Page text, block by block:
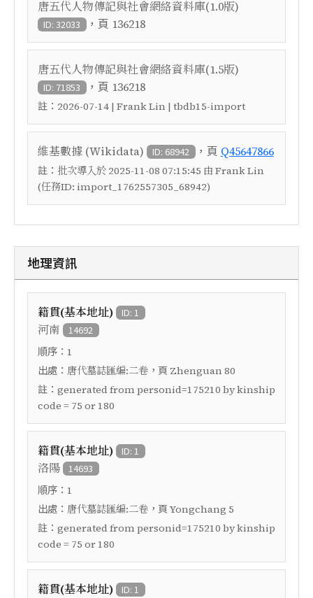
唐五代人物傳記與社會網絡資料庫(1.0版)
ID: 32033 ，頁 136218
唐五代人物傳記與社會網絡資料庫(1.5版)
ID: 71853 ，頁 136218
註： 2026-07-14 | Frank Lin | tbdb15-import
維基數據 (Wikidata) ID: 68942 ，頁 Q45647866
註： 批次導入於 2025-11-08 07:15:45 由 Frank Lin
(任務ID: import_1762557305_68942)
地理資訊
籍貫(基本地址) ID: 1
河南 14692
順序： 1
出處： 唐代墓誌匯編:二卷 ，頁 Zhenguan 80
註： generated from personid=175210 by kinship
code = 75 or 180
籍貫(基本地址) ID: 1
洛陽 14693
順序： 1
出處： 唐代墓誌匯編:二卷 ，頁 Yongchang 5
註： generated from personid=175210 by kinship
code = 75 or 180
籍貫(基本地址) ID: 1